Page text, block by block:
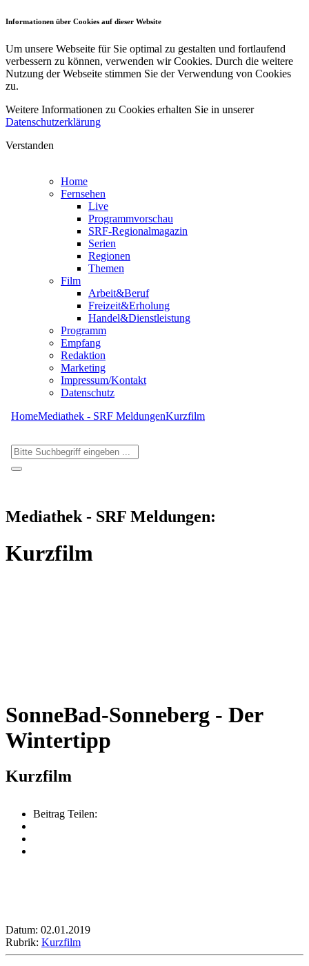
Informationen über Cookies auf dieser Website
Um unsere Webseite für Sie optimal zu gestalten und fortlaufend
verbessern zu können, verwenden wir Cookies. Durch die weitere
Nutzung der Webseite stimmen Sie der Verwendung von Cookies
zu.
Weitere Informationen zu Cookies erhalten Sie in unserer
Datenschutzerklärung
Verstanden
Home
Fernsehen
Live
Programmvorschau
SRF-Regionalmagazin
Serien
Regionen
Themen
Film
Arbeit&Beruf
Freizeit&Erholung
Handel&Dienstleistung
Programm
Empfang
Redaktion
Marketing
Impressum/Kontakt
Datenschutz
HomeMediathek - SRF MeldungenKurzfilm
Mediathek - SRF Meldungen:
Kurzfilm
SonneBad-Sonneberg - Der
Wintertipp
Kurzfilm
Beitrag Teilen:
Datum: 02.01.2019
Rubrik: Kurzfilm